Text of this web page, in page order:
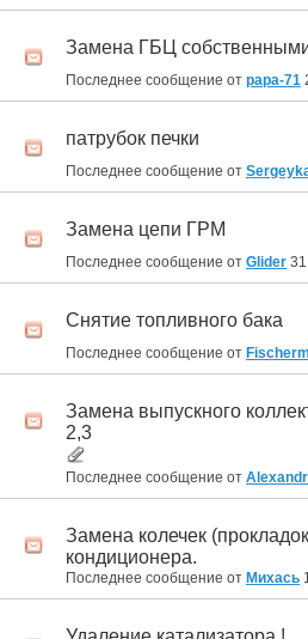
Замена ГБЦ
Последнее сообщение от рара-71
патрубок печки
Последнее сообщение от
Замена цепи ГРМ
Последнее сообщение от Glider
Снятие топливного бака
Последнее сообщение от
Замена выпускного
2,3
Последнее сообщение от
Замена колечек
кондиционера.
Последнее сообщение от Михась